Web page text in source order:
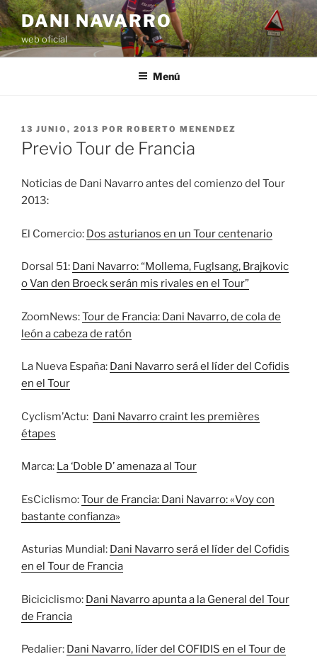
Saltar
al
contenido
DANI NAVARRO
web oficial
Menú
PUBLICADO
EL
13 JUNIO, 2013 POR ROBERTO MENENDEZ
Previo Tour de Francia
Noticias de Dani Navarro antes del comienzo del Tour
2013:
El Comercio: Dos asturianos en un Tour centenario
Dorsal 51: Dani Navarro: “Mollema, Fuglsang, Brajkovic
o Van den Broeck serán mis rivales en el Tour”
ZoomNews:Tour de Francia: Dani Navarro, de cola de
león a cabeza de ratón
La Nueva España: Dani Navarro será el líder del Cofidis
en el Tour
Cyclism’Actu: Dani Navarro craint les premières
étapes
Marca: La ‘Doble D’ amenaza al Tour
EsCiclismo:Tour de Francia: Dani Navarro: «Voy con
bastante confianza»
Asturias Mundial: Dani Navarro será el líder del Cofidis
en el Tour de Francia
Biciciclismo: Dani Navarro apunta a la General del Tour
de Francia
Pedalier: Dani Navarro, líder del COFIDIS en el Tour de